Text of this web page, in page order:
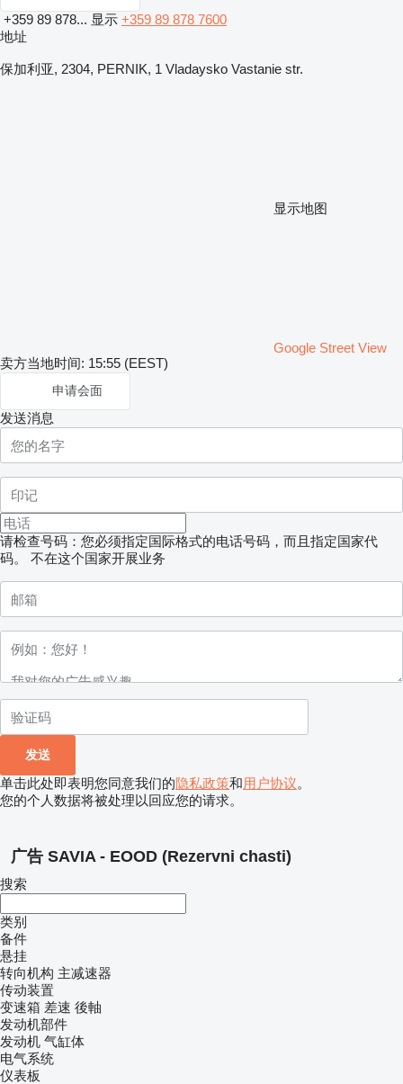
+359 89 878... 显示 +359 89 878 7600
地址
保加利亚, 2304, PERNIK, 1 Vladaysko Vastanie str.
显示地图
Google Street View
卖方当地时间: 15:55 (EEST)
申请会面
发送消息
请检查号码：您必须指定国际格式的电话号码，而且指定国家代
码。
不在这个国家开展业务
单击此处即表明您同意我们的隐私政策和用户协议。
您的个人数据将被处理以回应您的请求。
广告 SAVIA - EOOD (Rezervni chasti)
搜索
类别
备件
悬挂
转向机构 主减速器
传动装置
变速箱 差速 後軸
发动机部件
发动机 气缸体
电气系统
仪表板